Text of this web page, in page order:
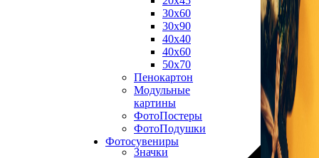
30х60
30х90
40х40
40х60
50х70
Пенокартон
Модульные
картины
ФотоПостеры
ФотоПодушки
Фотоcувениры
Значки